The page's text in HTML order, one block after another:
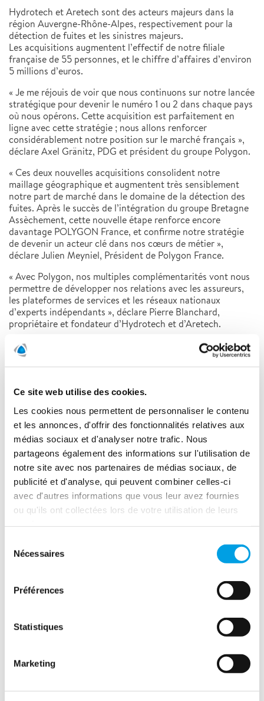
Ce site web utilise des cookies.
Les cookies nous permettent de personnaliser le contenu
et les annonces, d'offrir des fonctionnalités relatives aux
médias sociaux et d'analyser notre trafic. Nous
partageons également des informations sur l'utilisation de
notre site avec nos partenaires de médias sociaux, de
publicité et d'analyse, qui peuvent combiner celles-ci
avec d'autres informations que vous leur avez fournies
ou qu'ils ont collectées lors de votre utilisation de leurs
Nécessaires
Préférences
Statistiques
Marketing
Hydrotech et Aretech sont des acteurs majeurs dans la
région Auvergne-Rhône-Alpes, respectivement pour la
détection de fuites et les sinistres majeurs.
Les acquisitions augmentent l’effectif de notre filiale
française de 55 personnes, et le chiffre d’affaires d’environ
5 millions d’euros.
« Je me réjouis de voir que nous continuons sur notre lancée
stratégique pour devenir le numéro 1 ou 2 dans chaque pays
où nous opérons. Cette acquisition est parfaitement en
ligne avec cette stratégie ; nous allons renforcer
considérablement notre position sur le marché français »,
déclare Axel Gränitz, PDG et président du groupe Polygon.
« Ces deux nouvelles acquisitions consolident notre
maillage géographique et augmentent très sensiblement
notre part de marché dans le domaine de la détection des
fuites. Après le succès de l’intégration du groupe Bretagne
Assèchement, cette nouvelle étape renforce encore
davantage POLYGON France, et confirme notre stratégie
de devenir un acteur clé dans nos cœurs de métier »,
déclare Julien Meyniel, Président de Polygon France.
« Avec Polygon, nos multiples complémentarités vont nous
permettre de développer nos relations avec les assureurs,
les plateformes de services et les réseaux nationaux
d’experts indépendants », déclare Pierre Blanchard,
propriétaire et fondateur d’Hydrotech et d’Aretech.
Pour de plus amples informations, veuillez contacter:
Martin Hamner, directeur financier de Polygon
E-mailmartin.hamner@polygongroup.com
européen dans le domaine du contrôle des dommages
matériels. Sur 3 continents et dans 14 pays, nos 4 500
professionnels préviennent, contrôlent et atténuent les
effets de l’eau, du feu et du climat. Nos solutions innovantes
et sur mesure combinent les personnes, les connaissances et
la technologie pour un large éventail de segments de
clientèle.